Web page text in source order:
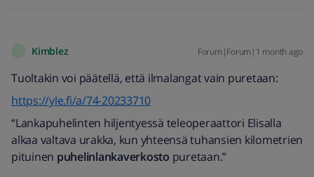
Kimblez Forum|Forum|1 month ago
Tuoltakin voi päätellä, että ilmalangat vain puretaan:
https://yle.fi/a/74-20233710
“Lankapuhelinten hiljentyessä teleoperaattori Elisalla
alkaa valtava urakka, kun yhteensä tuhansien kilometrien
pituinen puhelinlankaverkosto puretaan.”